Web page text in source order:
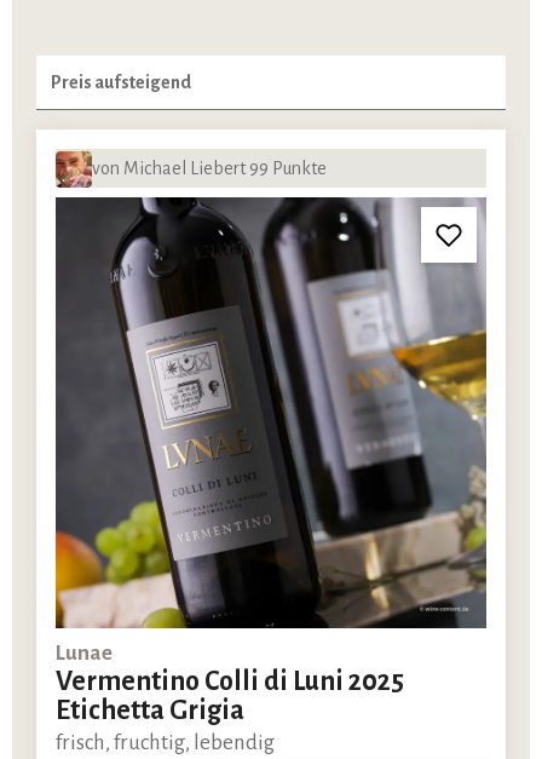
von Michael Liebert 99 Punkte
Lunae
Vermentino Colli di Luni 2025
Etichetta Grigia
frisch, fruchtig, lebendig